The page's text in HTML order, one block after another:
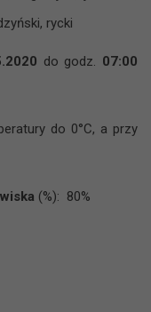
rycki
do godz. 07:00
do 0°C, a przy
(%): 80%